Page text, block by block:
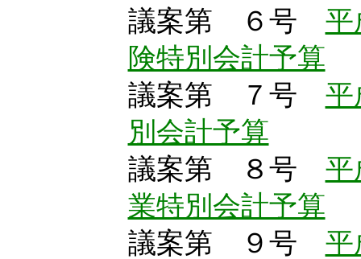
議案第 ６号 平
険特別会計予算
議案第 ７号 平
別会計予算
議案第 ８号 平
業特別会計予算
議案第 ９号 平